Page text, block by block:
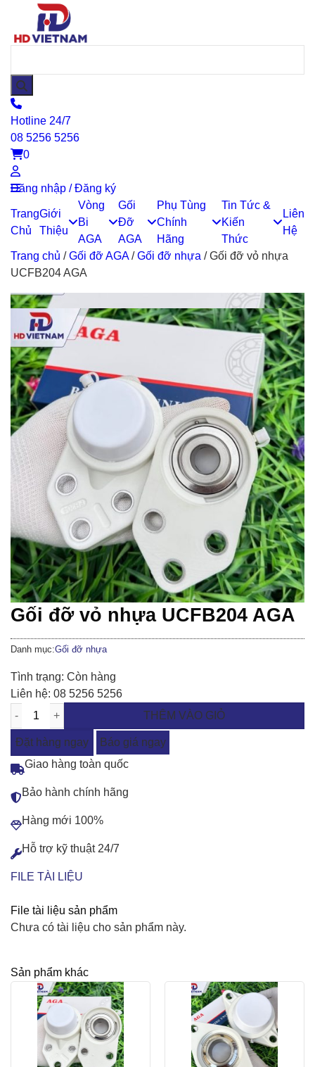
Hotline 24/7
08 5256 5256
0
Đăng nhập / Đăng ký
Trang
Chủ
Giới
Thiệu
Vòng
Bi
AGA
Gối
Đỡ
AGA
Phụ Tùng
Chính
Hãng
Tin Tức &
Kiến
Thức
Liên
Hệ
Trang chủ /Gối đỡ AGA/Gối đỡ nhựa /Gối đỡ vỏ nhựa
UCFB204 AGA
Gối đỡ vỏ nhựa UCFB204 AGA
Danh mục:Gối đỡ nhựa
Tình trạng: Còn hàng
Liên hệ: 08 5256 5256
THÊM VÀO GIỎ
Đặt hàng ngay
Báo giá ngay
Giao hàng toàn quốc
Bảo hành chính hãng
Hàng mới 100%
Hỗ trợ kỹ thuật 24/7
FILE TÀI LIỆU
File tài liệu sản phẩm
Chưa có tài liệu cho sản phẩm này.
Sản phẩm khác